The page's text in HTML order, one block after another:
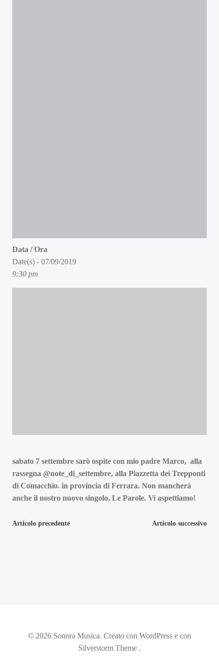
Data / Ora
Date(s) - 07/09/2019
9:30 pm
sabato 7 settembre sarò ospite con mio padre Marco, alla
rassegna @note_di_settembre, alla Piazzetta dei Trepponti
di Comacchio. in provincia di Ferrara. Non mancherà
anche il nostro nuovo singolo, Le Parole. Vi aspettiamo!
Navigazione
Articolo precedente Articolo successivo
© 2026 Sonora Musica. Creato con WordPress e con
Silverstorm Theme .